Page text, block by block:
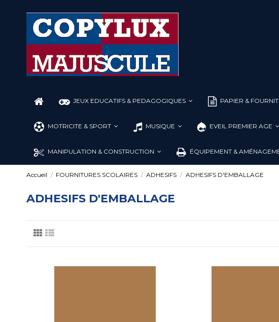
JEUX EDUCATIFS & PEDAGOGIQUES PAPIER &
MOTRICITE & SPORT MUSIQUE EVEIL PREMIER AGE
MANIPULATION & CONSTRUCTION ÉQUIPEMENT &
Accueil FOURNITURES SCOLAIRES ADHESIFS ADHESIFS D'EMBALLAGE
ADHESIFS D'EMBALLAGE